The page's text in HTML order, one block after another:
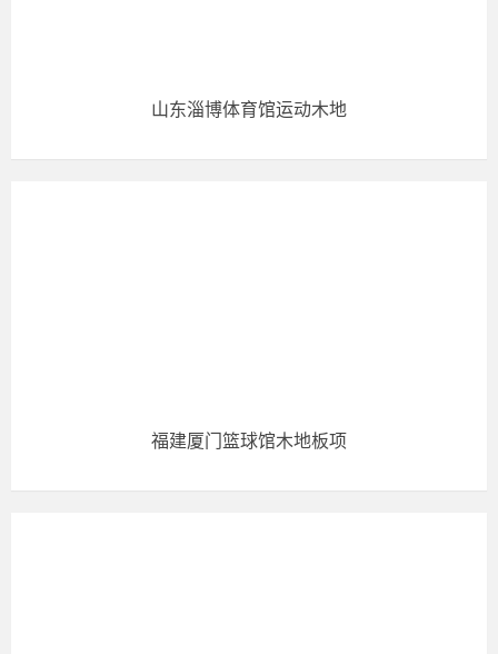
山东淄博体育馆运动木地
福建厦门篮球馆木地板项